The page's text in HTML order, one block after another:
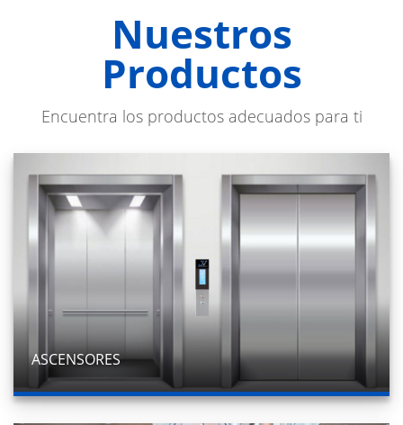
Nuestros
Productos
Encuentra los productos adecuados para ti
ASCENSORES